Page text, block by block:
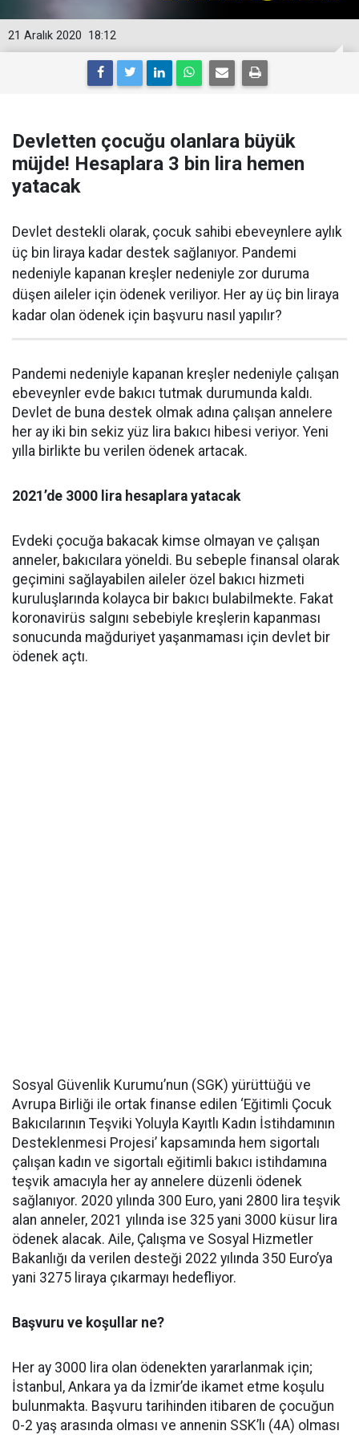
18:12
21 Aralık 2020
Devletten çocuğu olanlara büyük
müjde! Hesaplara 3 bin lira hemen
yatacak
Devlet destekli olarak, çocuk sahibi ebeveynlere aylık
üç bin liraya kadar destek sağlanıyor. Pandemi
nedeniyle kapanan kreşler nedeniyle zor duruma
düşen aileler için ödenek veriliyor. Her ay üç bin liraya
kadar olan ödenek için başvuru nasıl yapılır?
Pandemi nedeniyle kapanan kreşler nedeniyle çalışan
ebeveynler evde bakıcı tutmak durumunda kaldı.
Devlet de buna destek olmak adına çalışan annelere
her ay iki bin sekiz yüz lira bakıcı hibesi veriyor. Yeni
yılla birlikte bu verilen ödenek artacak.
2021’de 3000 lira hesaplara yatacak
Evdeki çocuğa bakacak kimse olmayan ve çalışan
anneler, bakıcılara yöneldi. Bu sebeple finansal olarak
geçimini sağlayabilen aileler özel bakıcı hizmeti
kuruluşlarında kolayca bir bakıcı bulabilmekte. Fakat
koronavirüs salgını sebebiyle kreşlerin kapanması
sonucunda mağduriyet yaşanmaması için devlet bir
ödenek açtı.
Sosyal Güvenlik Kurumu’nun (SGK) yürüttüğü ve
Avrupa Birliği ile ortak finanse edilen ‘Eğitimli Çocuk
Bakıcılarının Teşviki Yoluyla Kayıtlı Kadın İstihdamının
Desteklenmesi Projesi’ kapsamında hem sigortalı
çalışan kadın ve sigortalı eğitimli bakıcı istihdamına
teşvik amacıyla her ay annelere düzenli ödenek
sağlanıyor. 2020 yılında 300 Euro, yani 2800 lira teşvik
alan anneler, 2021 yılında ise 325 yani 3000 küsur lira
ödenek alacak. Aile, Çalışma ve Sosyal Hizmetler
Bakanlığı da verilen desteği 2022 yılında 350 Euro’ya
yani 3275 liraya çıkarmayı hedefliyor.
Başvuru ve koşullar ne?
Her ay 3000 lira olan ödenekten yararlanmak için;
İstanbul, Ankara ya da İzmir’de ikamet etme koşulu
bulunmakta. Başvuru tarihinden itibaren de çocuğun
0-2 yaş arasında olması ve annenin SSK’lı (4A) olması